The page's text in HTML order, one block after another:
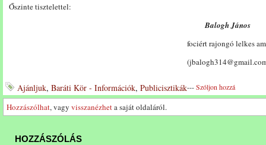
Őszinte tisztelettel:
Balogh János
fociért rajongó lelkes
Ajánljuk, Baráti Kör - Információk, Publicisztikák---Szóljon hozzá
Hozzászólhat, vagy visszanézheta saját oldaláról.
HOZZÁSZÓLÁS